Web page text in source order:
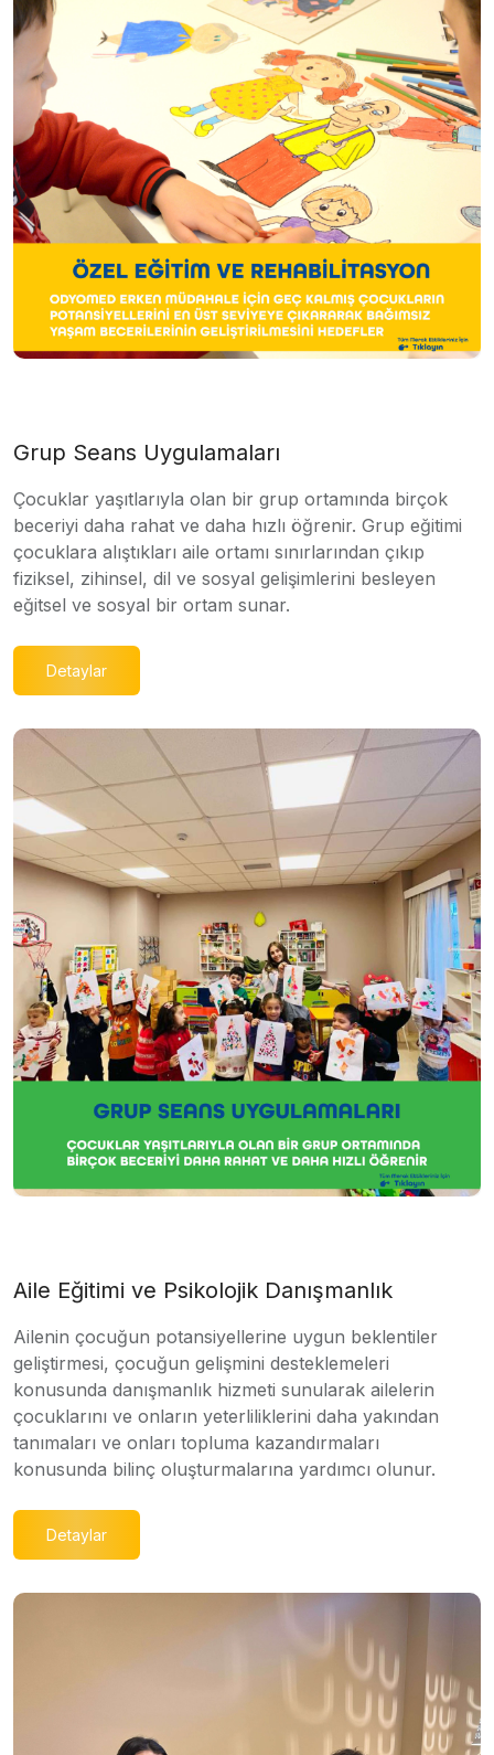
Grup Seans Uygulamaları
Çocuklar yaşıtlarıyla olan bir grup ortamında birçok
beceriyi daha rahat ve daha hızlı öğrenir. Grup eğitimi
çocuklara alıştıkları aile ortamı sınırlarından çıkıp
fiziksel, zihinsel, dil ve sosyal gelişimlerini besleyen
eğitsel ve sosyal bir ortam sunar.
Detaylar
Aile Eğitimi ve Psikolojik Danışmanlık
Ailenin çocuğun potansiyellerine uygun beklentiler
geliştirmesi, çocuğun gelişmini desteklemeleri
konusunda danışmanlık hizmeti sunularak ailelerin
çocuklarını ve onların yeterliliklerini daha yakından
tanımaları ve onları topluma kazandırmaları
konusunda bilinç oluşturmalarına yardımcı olunur.
Detaylar